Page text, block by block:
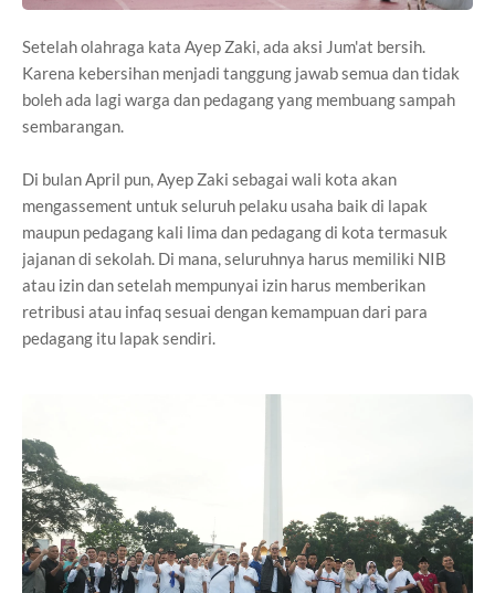
Setelah olahraga kata Ayep Zaki, ada aksi Jum'at bersih.
Karena kebersihan menjadi tanggung jawab semua dan tidak
boleh ada lagi warga dan pedagang yang membuang sampah
sembarangan.
Di bulan April pun, Ayep Zaki sebagai wali kota akan
mengassement untuk seluruh pelaku usaha baik di lapak
maupun pedagang kali lima dan pedagang di kota termasuk
jajanan di sekolah. Di mana, seluruhnya harus memiliki NIB
atau izin dan setelah mempunyai izin harus memberikan
retribusi atau infaq sesuai dengan kemampuan dari para
pedagang itu lapak sendiri.